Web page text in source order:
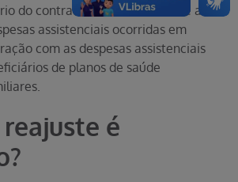
do contrato.Esse índice reflete a
assistenciais ocorridas em
com as despesas assistenciais
de planos de saúde
é